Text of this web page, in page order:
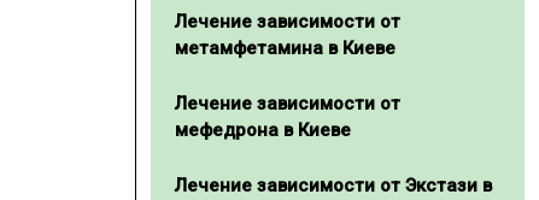
Лечение зависимости от
метамфетамина в Киеве
Лечение зависимости от
мефедрона в Киеве
Лечение зависимости от Экстази в